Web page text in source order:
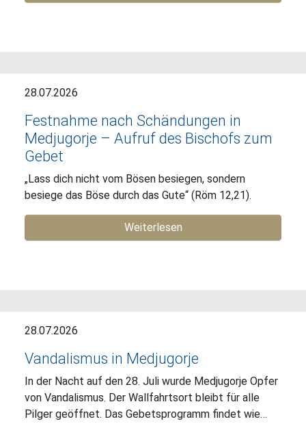
28.07.2026
Festnahme nach Schändungen in
Medjugorje – Aufruf des Bischofs zum
Gebet
„Lass dich nicht vom Bösen besiegen, sondern
besiege das Böse durch das Gute“ (Röm 12,21).
Weiterlesen
28.07.2026
Vandalismus in Medjugorje
In der Nacht auf den 28. Juli wurde Medjugorje Opfer
von Vandalismus. Der Wallfahrtsort bleibt für alle
Pilger geöffnet. Das Gebetsprogramm findet wie…